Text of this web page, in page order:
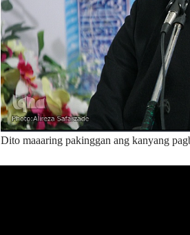
Dito maaaring pakinggan ang kanyang